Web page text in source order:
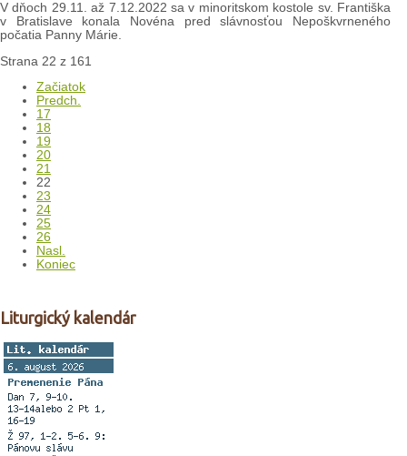
V dňoch 29.11. až 7.12.2022 sa v minoritskom kostole sv. Františka
v Bratislave konala Novéna pred slávnosťou Nepoškvrneného
počatia Panny Márie.
Strana 22 z 161
Začiatok
Predch.
17
18
19
20
21
22
23
24
25
26
Nasl.
Koniec
Liturgický kalendár